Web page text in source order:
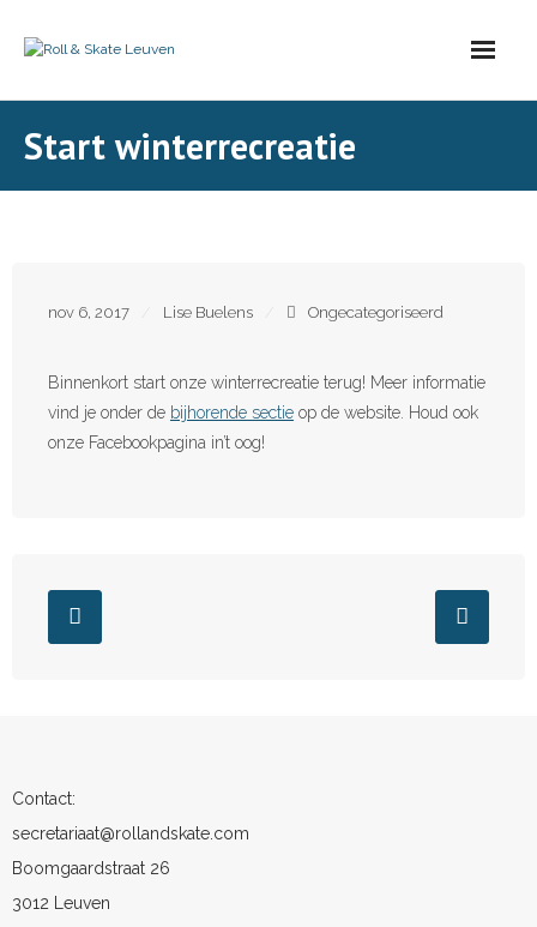
Start winterrecreatie
nov 6, 2017 Lise Buelens Ongecategoriseerd
Binnenkort start onze winterrecreatie terug! Meer informatie
vind je onder de bijhorende sectie op de website. Houd ook
onze Facebookpagina in’t oog!
Contact:
secretariaat@rollandskate.com
Boomgaardstraat 26
3012 Leuven